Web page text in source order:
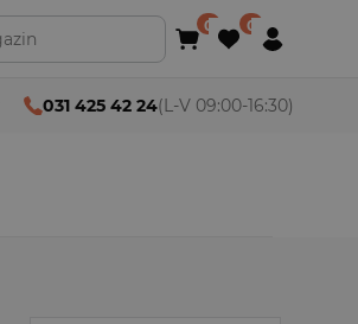
031 425 42 24(L-V 09:00-16:30)